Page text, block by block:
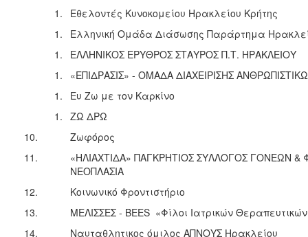
Εθελοντές Κυνοκομείου Ηρακλείου Κρήτης
Ελληνική Ομάδα Διάσωσης Παράρτημα
ΕΛΛΗΝΙΚΟΣ ΕΡΥΘΡΟΣ ΣΤΑΥΡΟΣ Π.Τ. ΗΡΑΚΛΕΙΟΥ
«ΕΠΙΔΡΑΣΙΣ» - ΟΜΑΔΑ ΔΙΑΧΕΙΡΙΣΗΣ
Ευ Ζω με τον Καρκίνο
ΖΩ ΔΡΩ
10.
Ζωφόρος
11.
«ΗΛΙΑΧΤΙΔΑ» ΠΑΓΚΡΗΤΙΟΣ ΣΥΛΛΟΓΟΣ ΓΟΝΕΩΝ &
ΝΕΟΠΛΑΣΙΑ
12.
Κοινωνικό Φροντιστήριο
13.
ΜΕΛΙΣΣΕΣ - BEES «Φίλοι Ιατρικών
14.
Ναυταθλητικος όμιλος ΑΠΝΟΥΣ Ηρακλείου